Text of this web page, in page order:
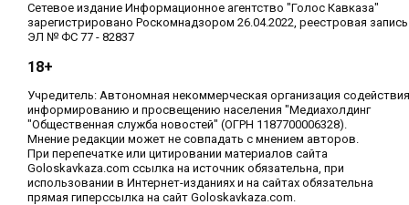
Сетевое издание Информационное агентство "Голос Кавказа"
зарегистрировано Роскомнадзором 26.04.2022, реестровая запись
ЭЛ № ФС 77 - 82837
18+
Учредитель: Автономная некоммерческая организация содействия
информированию и просвещению населения "Медиахолдинг
"Общественная служба новостей" (ОГРН 1187700006328).
Мнение редакции может не совпадать с мнением авторов.
При перепечатке или цитировании материалов сайта
Goloskavkaza.com ссылка на источник обязательна, при
использовании в Интернет-изданиях и на сайтах обязательна
прямая гиперссылка на сайт Goloskavkaza.com.